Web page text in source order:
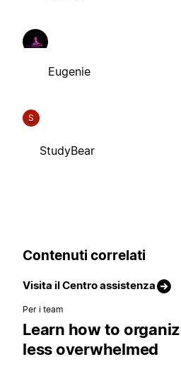
Eugenie
S
StudyBear
Contenuti correlati
Visita il Centro assistenza
Per i team
Learn how to
less overwhelmed